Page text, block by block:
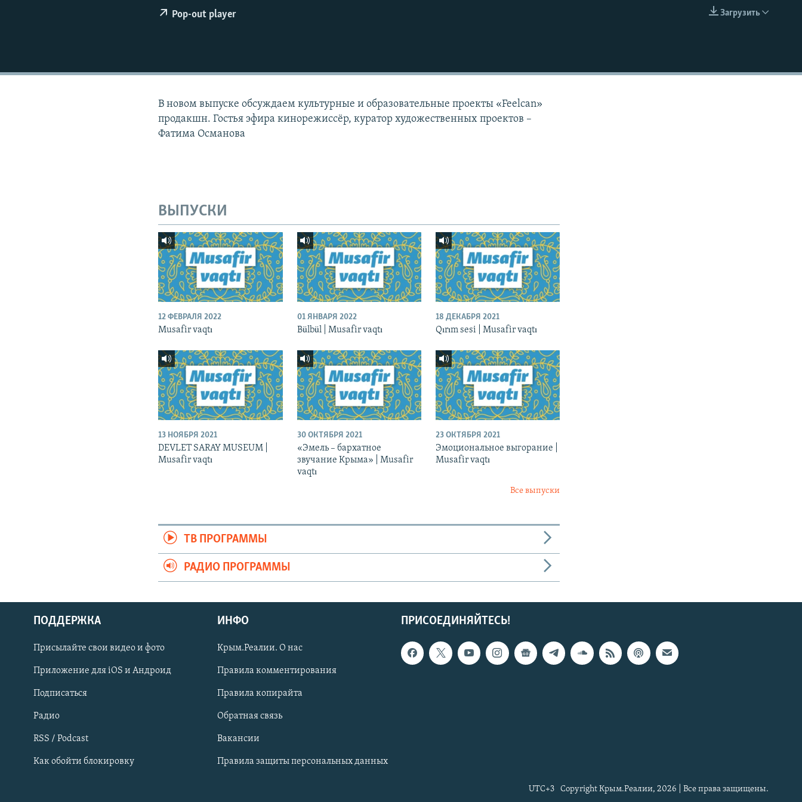
Українською
Qırımtatar
ПРИСОЕДИНЯЙТЕСЬ!
EMBED
Загрузить
Pop-out player
В новом выпуске обсуждаем культурные и образовательные проекты «Feelcan»
продакшн. Гостья эфира кинорежиссёр, куратор художественных проектов –
Фатима Османова
ВЫПУСКИ
12 ФЕВРАЛЯ 2022
Musafir vaqtı
01 ЯНВАРЯ 2022
Bülbül | Musafir vaqtı
18 ДЕКАБРЯ 2021
Qırım sesi | Musafir vaqtı
13 НОЯБРЯ 2021
DEVLET SARAY MUSEUM |
Musafir vaqtı
30 ОКТЯБРЯ 2021
«Эмель – бархатное
звучание Крыма» | Musafir
vaqtı
23 ОКТЯБРЯ 2021
Эмоциональное выгорание |
Musafir vaqtı
Все выпуски
ТВ ПРОГРАММЫ
РАДИО ПРОГРАММЫ
ПРИСОЕДИНЯЙТЕСЬ!
ПОДДЕРЖКА
Присылайте свои видео и фото
Приложение для iOS и Андроид
Подписаться
Радио
RSS / Podcast
Как обойти блокировку
ИНФО
Крым.Реалии. О нас
Правила комментирования
Правила копирайта
Обратная связь
Вакансии
Правила защиты персональных данных
Copyright Крым.Реалии, 2026 | Все права защищены.
UTC+3